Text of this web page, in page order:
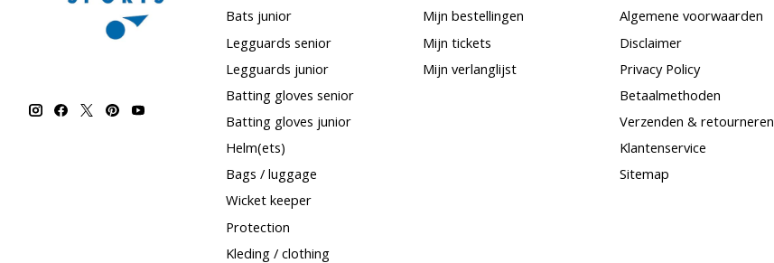
Bats junior
Legguards senior
Legguards junior
Batting gloves senior
Batting gloves junior
Helm(ets)
Bags / luggage
Wicket keeper
Protection
Kleding / clothing
Mijn bestellingen
Mijn tickets
Mijn verlanglijst
Algemene voorwaarden
Disclaimer
Privacy Policy
Betaalmethoden
Verzenden & retourneren
Klantenservice
Sitemap